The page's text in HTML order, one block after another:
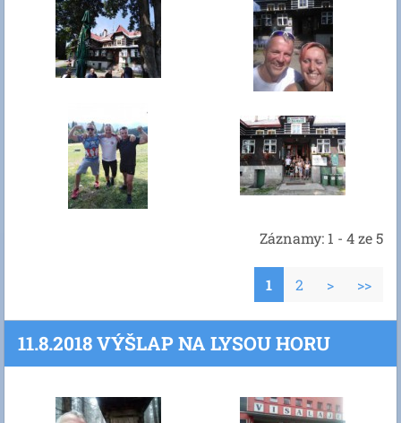
Záznamy: 1 - 4 ze 5
1 2 > >>
11.8.2018 VÝŠLAP NA LYSOU HORU